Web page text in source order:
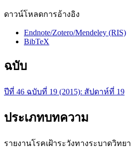
ดาวน์โหลดการอ้างอิง
Endnote/Zotero/Mendeley (RIS)
BibTeX
ฉบับ
ปีที่ 46 ฉบับที่ 19 (2015): สัปดาห์ที่ 19
ประเภทบทความ
รายงานโรคเฝ้าระวังทางระบาดวิทยา